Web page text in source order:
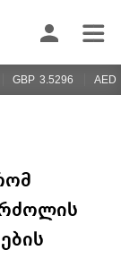
GBP 3.5296 AED